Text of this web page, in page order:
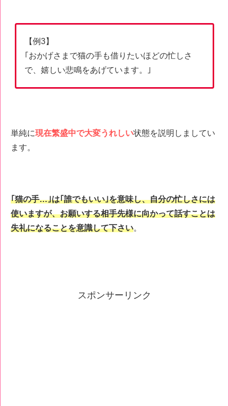
【例3】
｢おかげさまで猫の手も借りたいほどの忙しさ
で、嬉しい悲鳴をあげています。｣
単純に現在繁盛中で大変うれしい状態を説明しましてい
ます。
｢猫の手…｣は｢誰でもいい｣を意味し、自分の忙しさには
使いますが、お願いする相手先様に向かって話すことは
失礼になることを意識して下さい。
スポンサーリンク